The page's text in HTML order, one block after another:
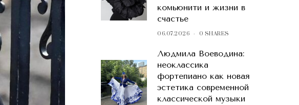
комьюнити и жизни в
счастье
06.07.2026 0 SHARES
Людмила Воеводина:
неоклассика
фортепиано как новая
эстетика современной
классической музыки